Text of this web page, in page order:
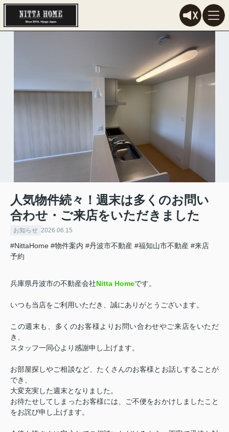
人気物件続々！週末は多くのお問い
合わせ・ご来店をいただきました
お知らせ 2026.06.15
#NittaHome #物件案内 #丹波市不動産 #福知山市不動産 #来店
予約
兵庫県丹波市の不動産会社Nitta Homeです。
いつも当店をご利用いただき、誠にありがとうございます。
この週末も、多くのお客様よりお問い合わせやご来店をいただ
き、
スタッフ一同心より感謝申し上げます。
お部屋探しやご相談など、たくさんのお客様とお話しすることが
でき、
大変充実した週末となりました。
お待たせしてしまったお客様には、ご不便をおかけしましたこと
をお詫び申し上げます。